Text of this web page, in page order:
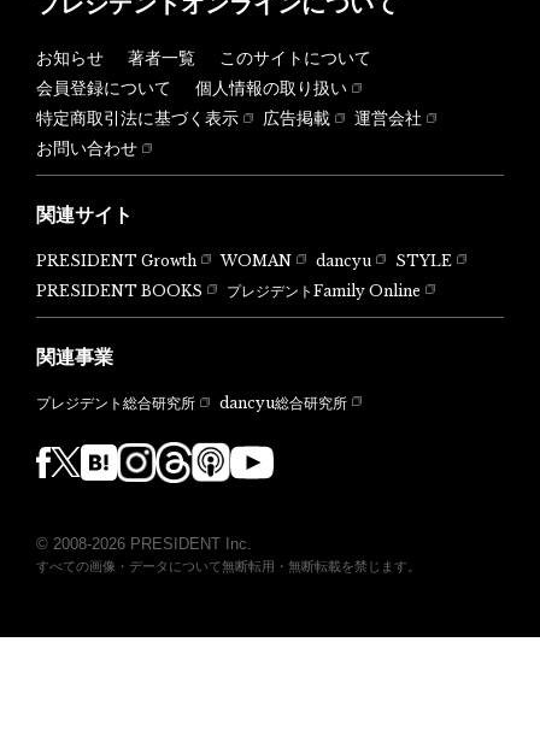
お知らせ 著者一覧
このサイトについて
会員登録について
個人情報の取り扱い
特定商取引法に基づく表示
広告掲載
運営会社
お問い合わせ
関連サイト
PRESIDENT Growth WOMAN dancyu
STYLE
PRESIDENT BOOKS
プレジデントFamily Online
関連事業
プレジデント総合研究所 dancyu総合研究所
© 2008-2026 PRESIDENT Inc.
すべての画像・データについて無断転用・無断転載を禁じます。